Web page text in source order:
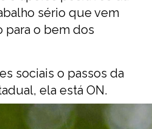
sério que vem
o bem dos
sociais o passos da
ela está ON.